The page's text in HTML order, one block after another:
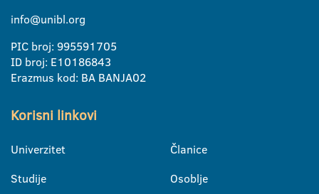
info@unibl.org
PIC broj: 995591705
ID broj: E10186843
Erazmus kod: BA BANJA02
Korisni linkovi
Univerzitet
Studije
Članice
Osoblje